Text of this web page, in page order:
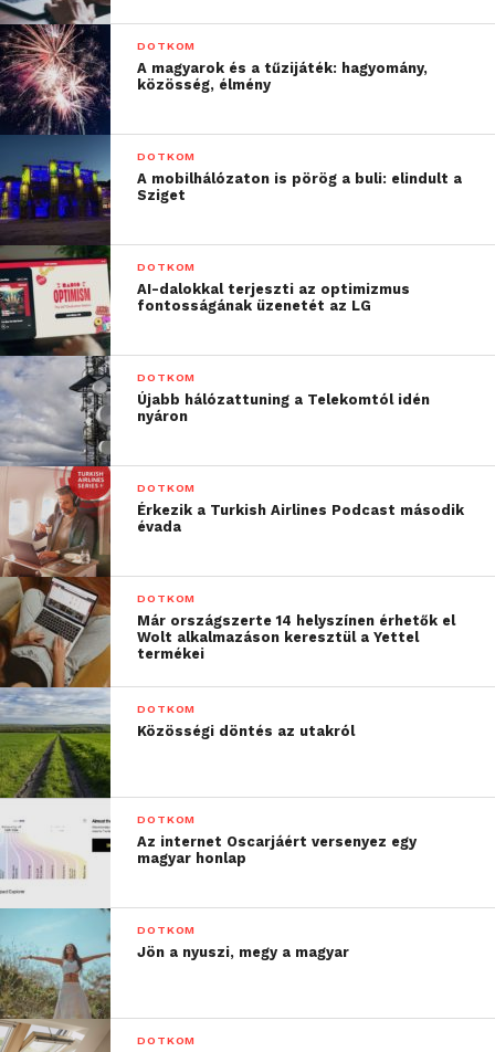
DOTKOM
A magyarok és a tűzijáték: hagyomány,
közösség, élmény
DOTKOM
A mobilhálózaton is pörög a buli: elindult a
Sziget
DOTKOM
AI-dalokkal terjeszti az optimizmus
fontosságának üzenetét az LG
DOTKOM
Újabb hálózattuning a Telekomtól idén
nyáron
DOTKOM
Érkezik a Turkish Airlines Podcast második
évada
DOTKOM
Már országszerte 14 helyszínen érhetők el
Wolt alkalmazáson keresztül a Yettel
termékei
DOTKOM
Közösségi döntés az utakról
DOTKOM
Az internet Oscarjáért versenyez egy
magyar honlap
DOTKOM
Jön a nyuszi, megy a magyar
DOTKOM